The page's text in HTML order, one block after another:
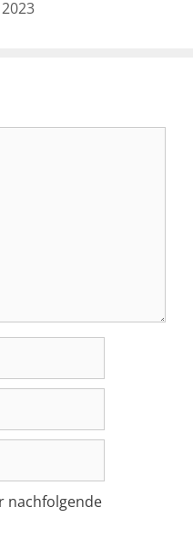
nachfolgende